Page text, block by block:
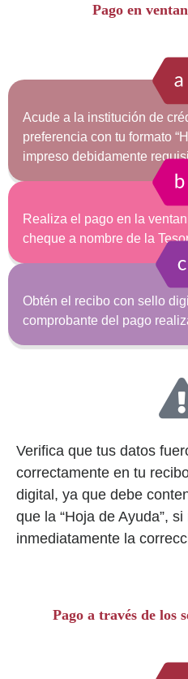
Pago en
Acude a la institución de
preferencia con tu formato
impreso debidamente
Realiza el pago en la
cheque a nombre de la
Obtén el recibo con sello
comprobante del pago
Verifica que tus datos
correctamente en tu
digital, ya que debe
que la “Hoja de Ayuda”,
inmediatamente la
Pago a través de los